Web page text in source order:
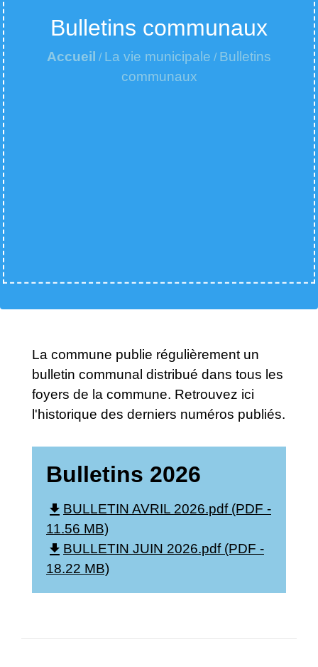
Bulletins communaux
Accueil / La vie municipale / Bulletins
communaux
La commune publie régulièrement un
bulletin communal distribué dans tous les
foyers de la commune. Retrouvez ici
l'historique des derniers numéros publiés.
Bulletins 2026
file_download BULLETIN AVRIL 2026.pdf (PDF -
11.56 MB)
file_download BULLETIN JUIN 2026.pdf (PDF -
18.22 MB)